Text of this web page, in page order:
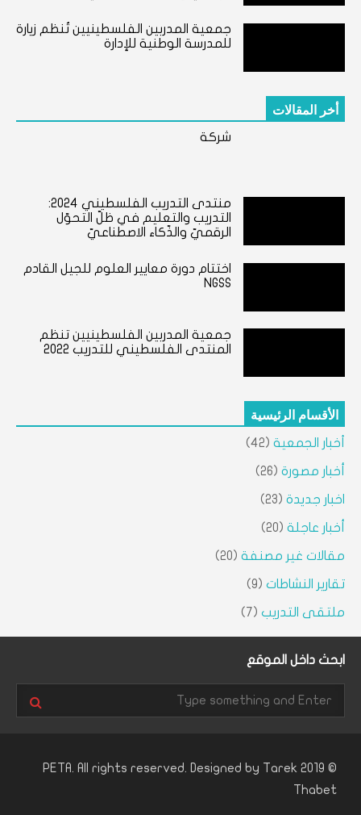
جمعية المدربين الفلسطينيين تُنظم زيارة
للمدرسة الوطنية للإدارة
أخر المقالات
شركة
منتدى التدريب الفلسطيني ٢٠٢٤:
التدريب والتعليم في ظلّ التحوّل
الرقميّ والذّكاء الاصطناعيّ
اختتام دورة معايير العلوم للجيل القادم
NGSS
جمعية المدربين الفلسطينيين تنظم
المنتدى الفلسطيني للتدريب 2022
الأقسام الرئيسية
أخبار الجمعية (42)
أخبار مصورة (26)
اخبار جديدة (23)
أخبار عاجلة (20)
مقالات غير مصنفة (20)
تقارير النشاطات (9)
ملتقى التدريب (7)
ابحث داخل الموقع
© 2019 PETA. All rights reserved. Designed by
Tarek
Thabet